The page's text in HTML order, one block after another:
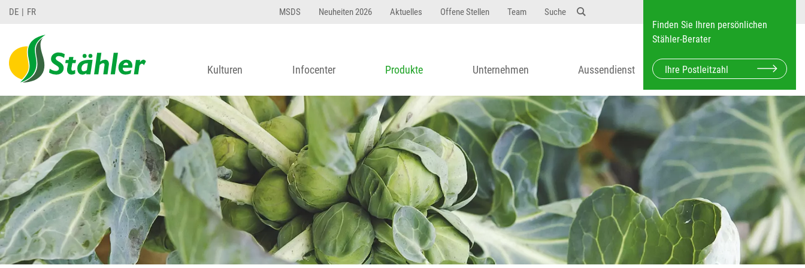
DE FR MSDS Neuheiten 2026 Aktuelles Offene Stellen Team Suche
Finden Sie Ihren persönlichen
Stähler-Berater
Kulturen Infocenter Produkte Unternehmen Aussendienst